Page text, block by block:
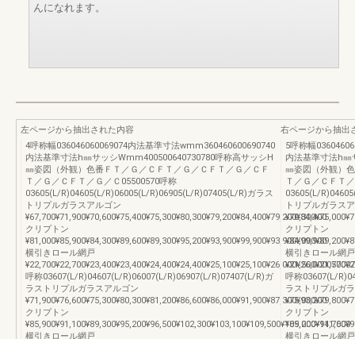
んになれます。
左ページから抽出された内容
4呼称幅036046060069074内法基準寸法wmm360460600690740
内法基準寸法h㎜サッシWmm400500640730780呼称高サッシH
㎜姿図（外観）色番ＦＴ／Ｇ／ＣＦＴ／Ｇ／ＣＦＴ／Ｇ／ＣＦ
Ｔ／Ｇ／ＣＦＴ／Ｇ／Ｃ05500570呼称
03605(L/R)04605(L/R)06005(L/R)06905(L/R)07405(L/R)ガラス
トリプルガラスアルゴン
¥67,700¥71,900¥70,600¥75,400¥75,300¥80,300¥79,200¥84,400¥79,200¥84,400
クリプトン
¥81,000¥85,900¥84,300¥89,600¥89,300¥95,200¥93,900¥99,900¥93,900¥99,900
横引きロール網戸
呼称03607(L/R)04607(L/R)06007(L/R)06907(L/R)07407(L/R)ガ
ラストリプルガラスアルゴン
¥71,900¥76,600¥75,300¥80,300¥81,200¥86,600¥86,000¥91,900¥87,300¥93,200
クリプトン
¥85,900¥91,100¥89,300¥95,200¥96,500¥102,300¥103,100¥109,500¥105,200¥111,600
横引きロール網戸
右ページから抽出
5呼称幅
内法基準寸法h
㎜姿図（外観）
Ｔ／Ｇ／ＣＦＴ
03605(L/
トリプルガラス
クリプトン
横引きロール網戸
呼称03607(L/
ラストリプルガ
クリプトン
横引きロール網戸